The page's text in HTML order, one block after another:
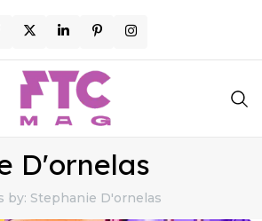
D'ornelas
by: Stephanie D'ornelas